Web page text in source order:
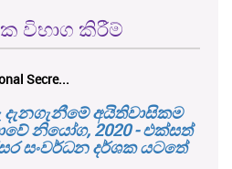
විභාග කිරීම්
Secre...
දැනගැනීමේ අයිතිවාසිකම
නියෝග, 2020 - එක්සත්
සංවර්ධන දර්ශක යටතේ